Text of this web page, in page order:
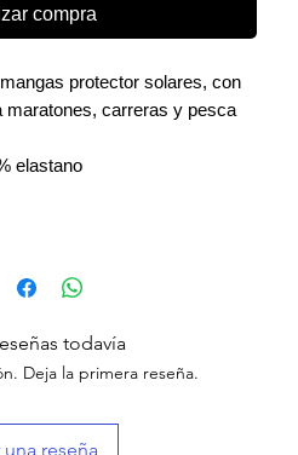
compra
protector solares, con
maratones, carreras y pesca
elastano
todavía
Deja la primera reseña.
reseña